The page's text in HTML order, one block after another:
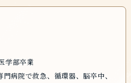
学部卒業
病院で救急、循環器、脳卒中、